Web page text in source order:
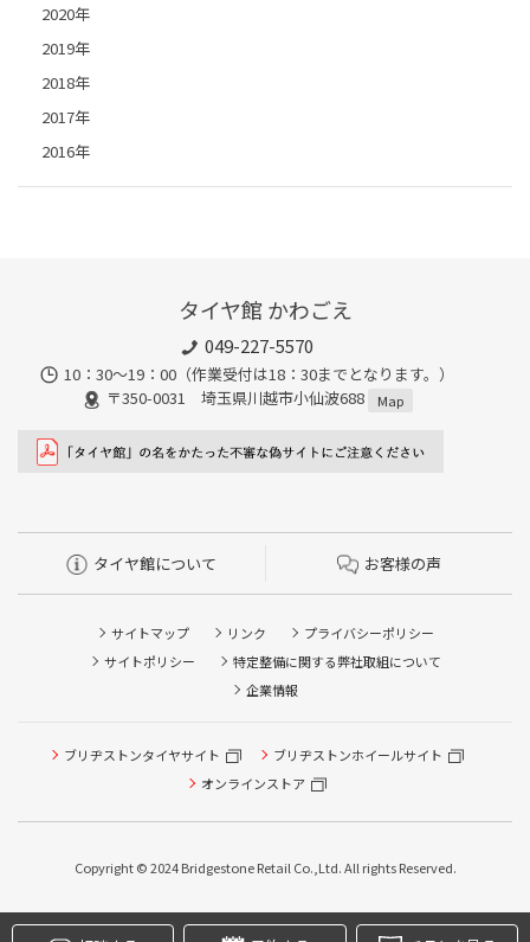
2020年
2019年
2018年
2017年
2016年
タイヤ館 かわごえ
049-227-5570
10：30～19：00（作業受付は18：30までとなります。）
〒350-0031 埼玉県川越市小仙波688
Map
タイヤ館について お客様の声
サイトマップ リンク
プライバシーポリシー
サイトポリシー
特定整備に関する弊社取組について
企業情報
ブリヂストンタイヤサイト
ブリヂストンホイールサイト
オンラインストア
Copyright © 2024 Bridgestone Retail Co.,Ltd. All rights Reserved.
タイヤ点検・安全点検/タイヤ履き替え/オイル交換/その他
ピット作業の予約
本日のタイヤ履き替え順番待ち予約 ※クローク契約会員の